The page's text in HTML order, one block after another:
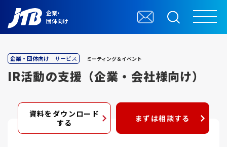
企業・
団体向け
企業・団体向け サービス ミーティング＆イベント
IR活動の支援（企業・会社様向け）
資料をダウンロード
する
まずは相談する